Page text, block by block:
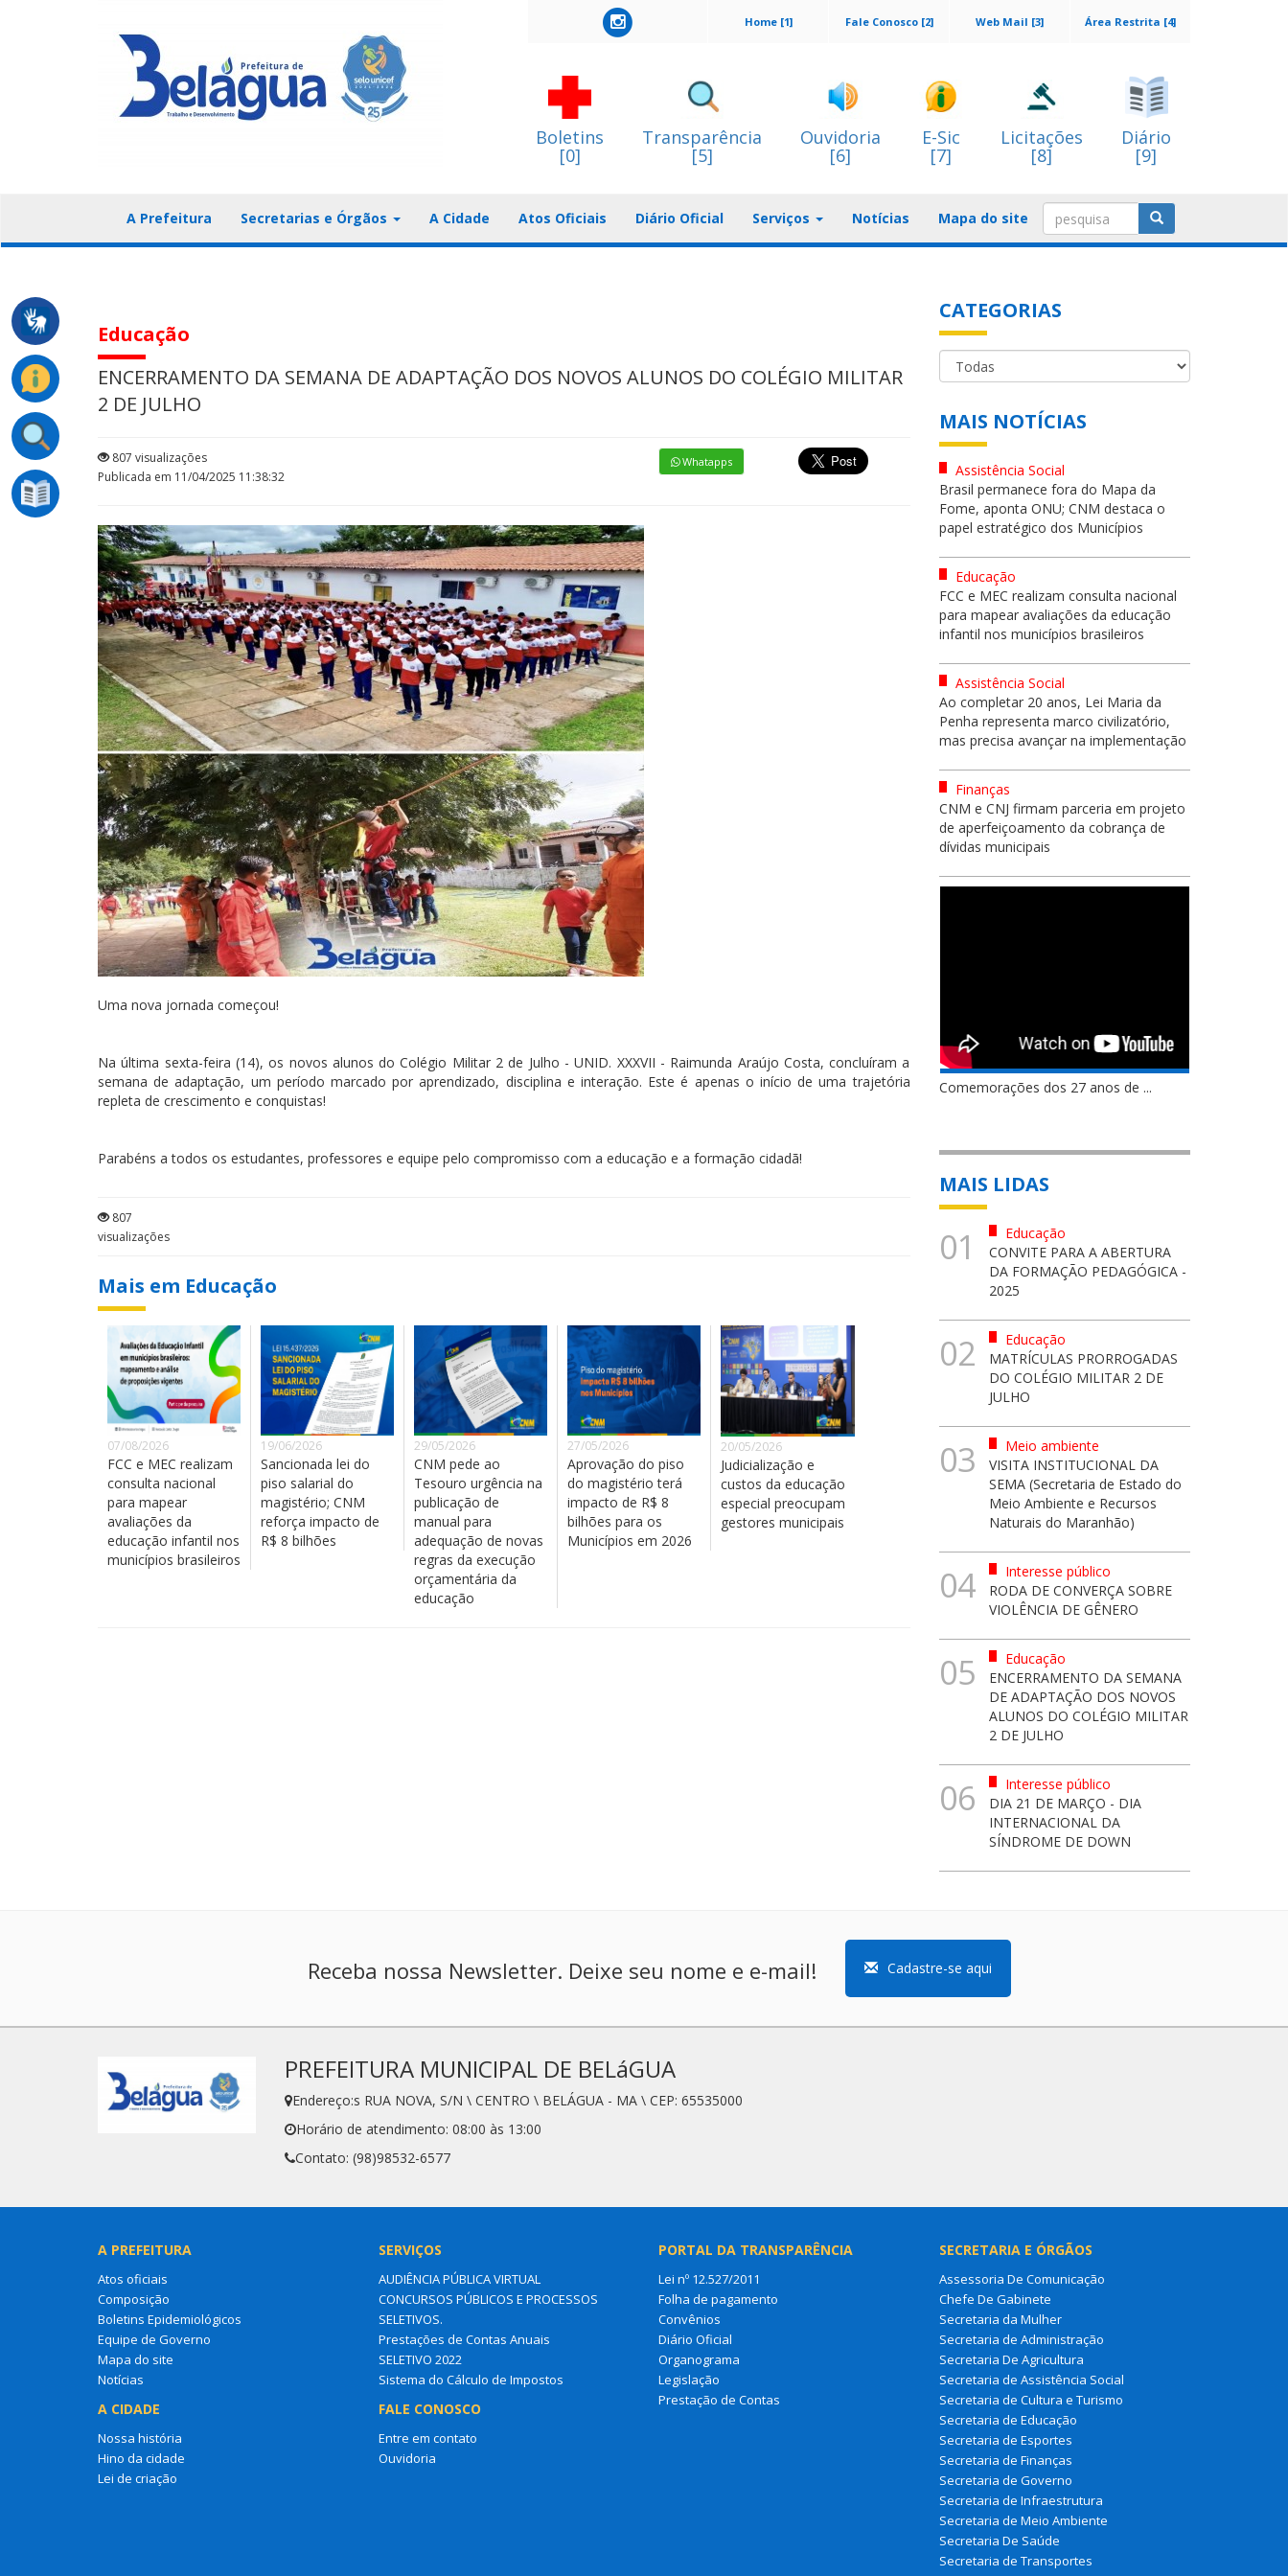
Área Restrita [4]
Web Mail [3]
Fale Conosco [2]
Home [1]
Boletins
[0]
Transparência
[5]
Ouvidoria
[6]
E-Sic
[7]
Licitações
[8]
Diário
[9]
A Prefeitura Secretarias e Órgãos A Cidade Atos Oficiais Diário Oficial Serviços Notícias Mapa do site
Educação
ENCERRAMENTO DA SEMANA DE ADAPTAÇÃO DOS NOVOS ALUNOS DO COLÉGIO MILITAR
2 DE JULHO
807 visualizações
Publicada em 11/04/2025 11:38:32
Whatapps
Uma nova jornada começou!
Na última sexta-feira (14), os novos alunos do Colégio Militar 2 de Julho - UNID. XXXVII - Raimunda Araújo Costa, concluíram a
semana de adaptação, um período marcado por aprendizado, disciplina e interação. Este é apenas o início de uma trajetória
repleta de crescimento e conquistas!
Parabéns a todos os estudantes, professores e equipe pelo compromisso com a educação e a formação cidadã!
807
visualizações
Mais em Educação
07/08/2026
FCC e MEC realizam
consulta nacional
para mapear
avaliações da
educação infantil nos
municípios brasileiros
19/06/2026
Sancionada lei do
piso salarial do
magistério; CNM
reforça impacto de
R$ 8 bilhões
29/05/2026
CNM pede ao
Tesouro urgência na
publicação de
manual para
adequação de novas
regras da execução
orçamentária da
educação
27/05/2026
Aprovação do piso
do magistério terá
impacto de R$ 8
bilhões para os
Municípios em 2026
20/05/2026
Judicialização e
custos da educação
especial preocupam
gestores municipais
CATEGORIAS
MAIS NOTÍCIAS
Assistência Social
Brasil permanece fora do Mapa da
Fome, aponta ONU; CNM destaca o
papel estratégico dos Municípios
Educação
FCC e MEC realizam consulta nacional
para mapear avaliações da educação
infantil nos municípios brasileiros
Assistência Social
Ao completar 20 anos, Lei Maria da
Penha representa marco civilizatório,
mas precisa avançar na implementação
Finanças
CNM e CNJ firmam parceria em projeto
de aperfeiçoamento da cobrança de
dívidas municipais
Comemorações dos 27 anos de ...
MAIS LIDAS
01
Educação
CONVITE PARA A ABERTURA
DA FORMAÇÃO PEDAGÓGICA -
2025
02
Educação
MATRÍCULAS PRORROGADAS
DO COLÉGIO MILITAR 2 DE
JULHO
03
Meio ambiente
VISITA INSTITUCIONAL DA
SEMA (Secretaria de Estado do
Meio Ambiente e Recursos
Naturais do Maranhão)
04
Interesse público
RODA DE CONVERÇA SOBRE
VIOLÊNCIA DE GÊNERO
05
Educação
ENCERRAMENTO DA SEMANA
DE ADAPTAÇÃO DOS NOVOS
ALUNOS DO COLÉGIO MILITAR
2 DE JULHO
06
Interesse público
DIA 21 DE MARÇO - DIA
INTERNACIONAL DA
SÍNDROME DE DOWN
Receba nossa Newsletter. Deixe seu nome e e-mail! Cadastre-se aqui
PREFEITURA MUNICIPAL DE BELáGUA
Endereço:s RUA NOVA, S/N \ CENTRO \ BELÁGUA - MA \ CEP: 65535000
Horário de atendimento: 08:00 às 13:00
Contato: (98)98532-6577
A PREFEITURA
Atos oficiais
Composição
Boletins Epidemiológicos
Equipe de Governo
Mapa do site
Notícias
A CIDADE
Nossa história
Hino da cidade
Lei de criação
SERVIÇOS
AUDIÊNCIA PÚBLICA VIRTUAL
CONCURSOS PÚBLICOS E PROCESSOS
SELETIVOS.
Prestações de Contas Anuais
SELETIVO 2022
Sistema do Cálculo de Impostos
FALE CONOSCO
Entre em contato
Ouvidoria
PORTAL DA TRANSPARÊNCIA
Lei nº 12.527/2011
Folha de pagamento
Convênios
Diário Oficial
Organograma
Legislação
Prestação de Contas
SECRETARIA E ÓRGÃOS
Assessoria De Comunicação
Chefe De Gabinete
Secretaria da Mulher
Secretaria de Administração
Secretaria De Agricultura
Secretaria de Assistência Social
Secretaria de Cultura e Turismo
Secretaria de Educação
Secretaria de Esportes
Secretaria de Finanças
Secretaria de Governo
Secretaria de Infraestrutura
Secretaria de Meio Ambiente
Secretaria De Saúde
Secretaria de Transportes